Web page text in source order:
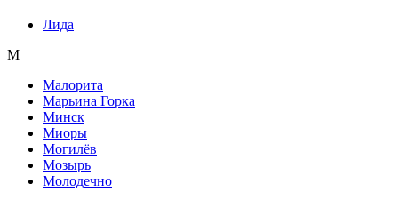
Лида
М
Малорита
Марьина Горка
Минск
Миоры
Могилёв
Мозырь
Молодечно